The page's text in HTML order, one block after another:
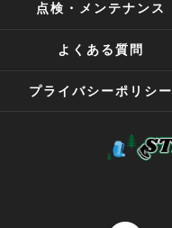
点検・メンテナンス
よくある質問
プライバシーポリシー